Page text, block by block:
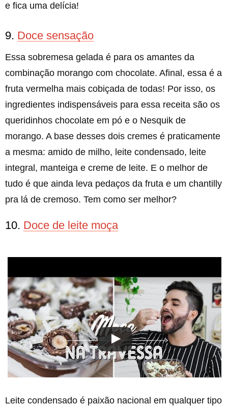
e fica uma delícia!
9. Doce sensação
Essa sobremesa gelada é para os amantes da
combinação morango com chocolate. Afinal, essa é a
fruta vermelha mais cobiçada de todas! Por isso, os
ingredientes indispensáveis para essa receita são os
queridinhos chocolate em pó e o Nesquik de
morango. A base desses dois cremes é praticamente
a mesma: amido de milho, leite condensado, leite
integral, manteiga e creme de leite. E o melhor de
tudo é que ainda leva pedaços da fruta e um chantilly
pra lá de cremoso. Tem como ser melhor?
10. Doce de leite moça
Leite condensado é paixão nacional em qualquer tipo